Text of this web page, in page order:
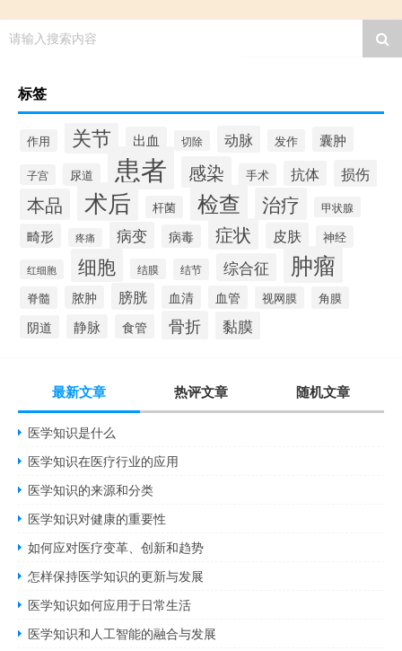
请输入搜索内容
标签
作用 关节 出血 切除 动脉 发作 囊肿
子宫 尿道 患者 感染 手术 抗体 损伤
本品 术后 杆菌 检查 治疗 甲状腺
畸形 疼痛 病变 病毒 症状 皮肤 神经
红细胞 细胞 结膜 结节 综合征 肿瘤
脊髓 脓肿 膀胱 血清 血管 视网膜 角膜
阴道 静脉 食管 骨折 黏膜
最新文章 热评文章 随机文章
医学知识是什么
医学知识在医疗行业的应用
医学知识的来源和分类
医学知识对健康的重要性
如何应对医疗变革、创新和趋势
怎样保持医学知识的更新与发展
医学知识如何应用于日常生活
医学知识和人工智能的融合与发展